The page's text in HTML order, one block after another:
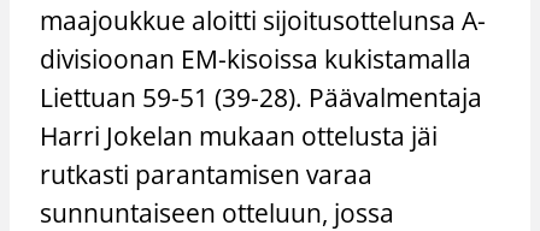
maajoukkue aloitti sijoitusottelunsa A-
divisioonan EM-kisoissa kukistamalla
Liettuan 59-51 (39-28). Päävalmentaja
Harri Jokelan mukaan ottelusta jäi
rutkasti parantamisen varaa
sunnuntaiseen otteluun, jossa